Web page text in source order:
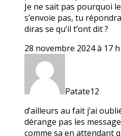
Je ne sait pas pourquoi
s’envoie pas, tu
diras se qu’il t’ont dit ?
28 novembre 2024 à 17
Patate12
d’ailleurs au fait j’ai
dérange pas les
comme sa en attendant